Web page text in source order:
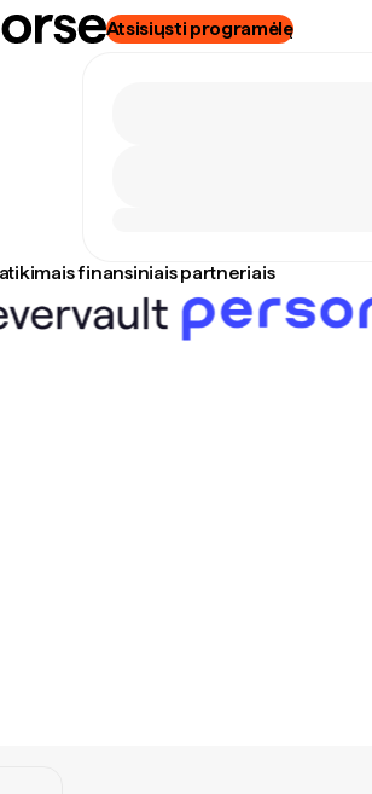
Atsisiųsti programėlę
finansiniais partneriais